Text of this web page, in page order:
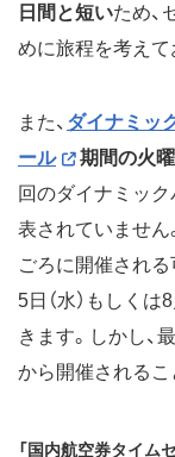
日間と短いため、
めに旅程を考えて
また、 ダイナミッ
ール
期間の火
回のダイナミッ
表されていませ
ごろに開催される
5日（水）もしくは
きます。しかし、
から開催されるこ
「国内航空券タイム